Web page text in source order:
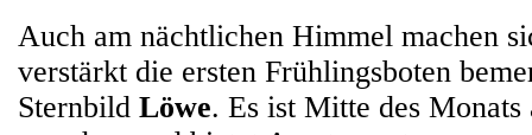
Auch am nächtlichen Himmel machen
verstärkt die ersten Frühlingsboten
Sternbild Löwe. Es ist Mitte des Monats